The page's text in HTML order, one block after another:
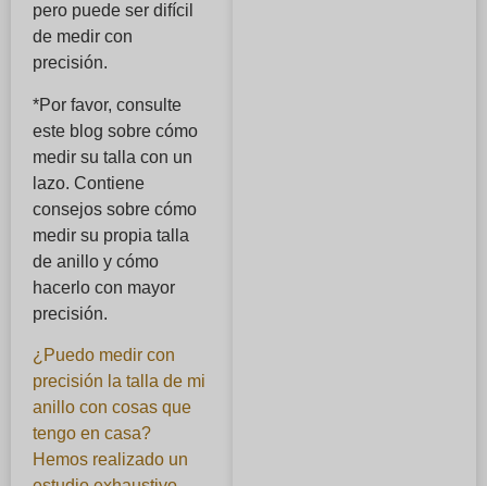
pero puede ser difícil
de medir con
precisión.
*Por favor, consulte
este blog sobre cómo
medir su talla con un
lazo. Contiene
consejos sobre cómo
medir su propia talla
de anillo y cómo
hacerlo con mayor
precisión.
¿Puedo medir con
precisión la talla de mi
anillo con cosas que
tengo en casa?
Hemos realizado un